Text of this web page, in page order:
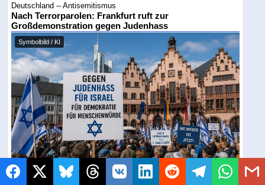
Deutschland -- Antisemitismus
Nach Terrorparolen: Frankfurt ruft zur
Großdemonstration gegen Judenhass
Symbolbild / KI